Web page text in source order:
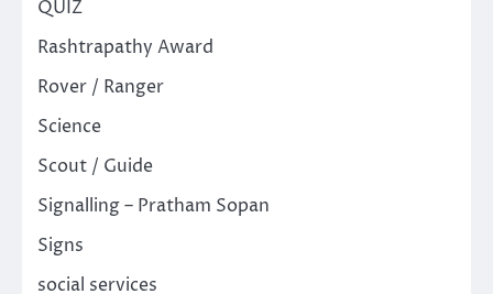
QUIZ
Rashtrapathy Award
Rover / Ranger
Science
Scout / Guide
Signalling – Pratham Sopan
Signs
social services